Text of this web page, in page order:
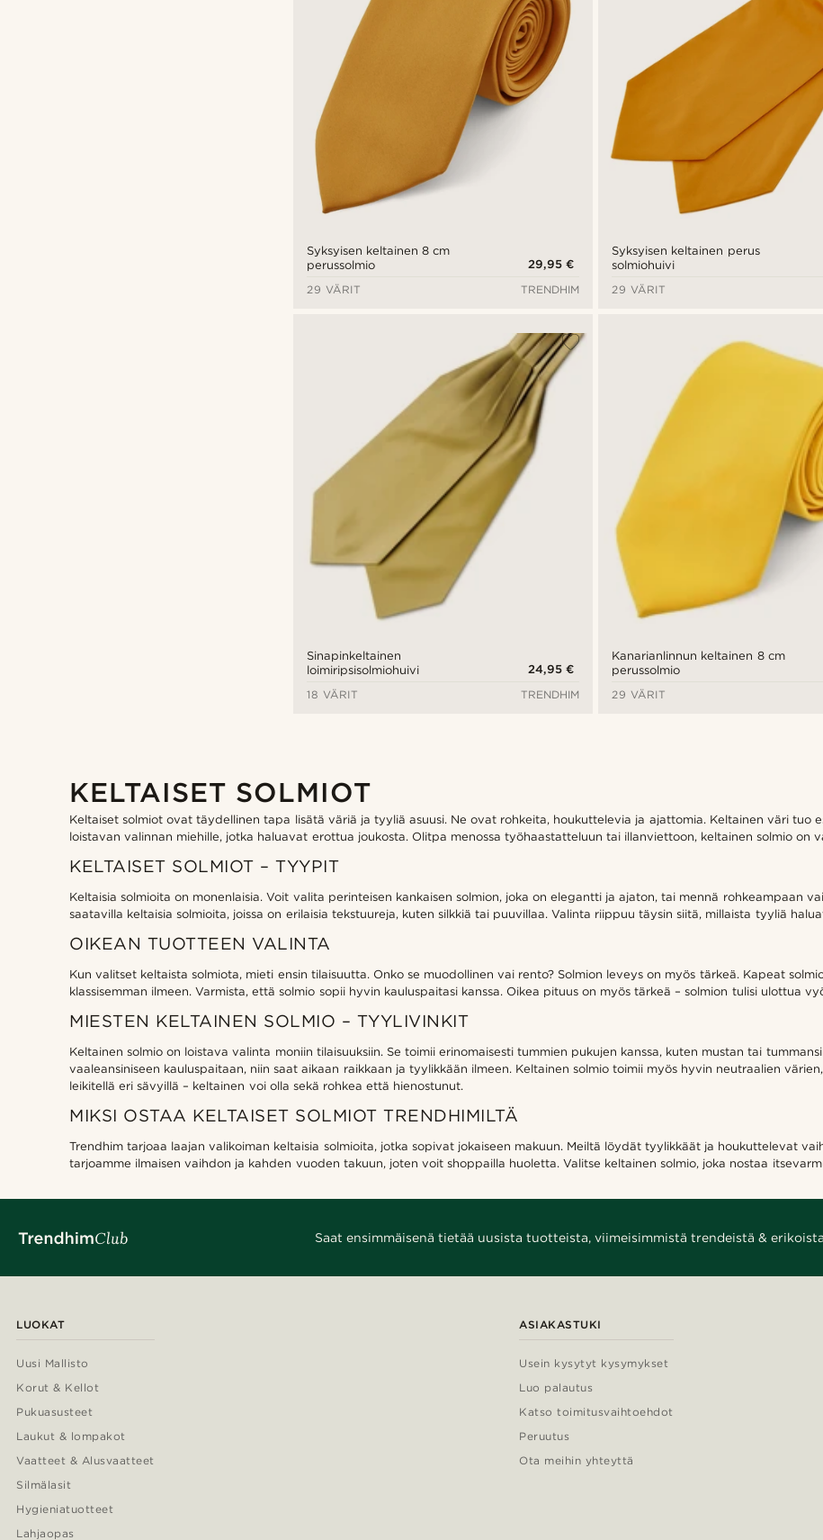
Syksyisen keltainen 8 cm
perussolmio
29,95 €
29 VÄRIT
TRENDHIM
Syksyisen keltainen perus
solmiohuivi
29 VÄRIT
Sinapinkeltainen
loimiripsisolmiohuivi
24,95 €
18 VÄRIT
TRENDHIM
Kanarianlinnun keltainen 8 cm
perussolmio
29 VÄRIT
KELTAISET SOLMIOT
Keltaiset solmiot ovat täydellinen tapa lisätä väriä ja tyyliä asuusi. Ne ovat rohkeita, houkuttelevia ja ajattomia. Keltainen väri tuo
loistavan valinnan miehille, jotka haluavat erottua joukosta. Olitpa menossa työhaastatteluun tai illanviettoon, keltainen solmio on
KELTAISET SOLMIOT – TYYPIT
Keltaisia solmioita on monenlaisia. Voit valita perinteisen kankaisen solmion, joka on elegantti ja ajaton, tai mennä rohkeampaan
saatavilla keltaisia solmioita, joissa on erilaisia tekstuureja, kuten silkkiä tai puuvillaa. Valinta riippuu täysin siitä, millaista tyyliä
OIKEAN TUOTTEEN VALINTA
Kun valitset keltaista solmiota, mieti ensin tilaisuutta. Onko se muodollinen vai rento? Solmion leveys on myös tärkeä. Kapeat
klassisemman ilmeen. Varmista, että solmio sopii hyvin kauluspaitasi kanssa. Oikea pituus on myös tärkeä – solmion tulisi ulottua
MIESTEN KELTAINEN SOLMIO – TYYLIVINKIT
Keltainen solmio on loistava valinta moniin tilaisuuksiin. Se toimii erinomaisesti tummien pukujen kanssa, kuten mustan tai
vaaleansiniseen kauluspaitaan, niin saat aikaan raikkaan ja tyylikkään ilmeen. Keltainen solmio toimii myös hyvin neutraalien
leikitellä eri sävyillä – keltainen voi olla sekä rohkea että hienostunut.
MIKSI OSTAA KELTAISET SOLMIOT TRENDHIMILTÄ
Trendhim tarjoaa laajan valikoiman keltaisia solmioita, jotka sopivat jokaiseen makuun. Meiltä löydät tyylikkäät ja houkuttelevat
tarjoamme ilmaisen vaihdon ja kahden vuoden takuun, joten voit shoppailla huoletta. Valitse keltainen solmio, joka nostaa
Saat ensimmäisenä tietää uusista tuotteista, viimeisimmistä trendeistä &
LUOKAT
Uusi Mallisto
Korut & Kellot
Pukuasusteet
Laukut & lompakot
Vaatteet & Alusvaatteet
Silmälasit
Hygieniatuotteet
Lahjaopas
ASIAKASTUKI
Usein kysytyt kysymykset
Luo palautus
Katso toimitusvaihtoehdot
Peruutus
Ota meihin yhteyttä